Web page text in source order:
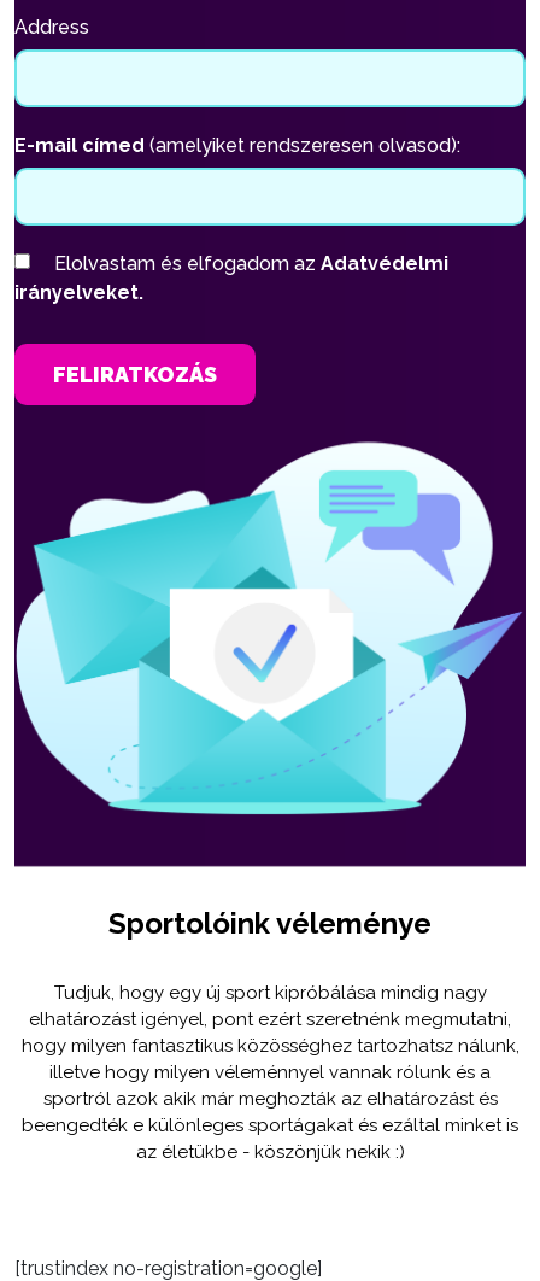
Address
E-mail címed (amelyiket rendszeresen olvasod):
Elolvastam és elfogadom az Adatvédelmi
irányelveket.
FELIRATKOZÁS
Sportolóink véleménye
Tudjuk, hogy egy új sport kipróbálása mindig nagy
elhatározást igényel, pont ezért szeretnénk megmutatni,
hogy milyen fantasztikus közösséghez tartozhatsz nálunk,
illetve hogy milyen véleménnyel vannak rólunk és a
sportról azok akik már meghozták az elhatározást és
beengedték e különleges sportágakat és ezáltal minket is
az életükbe - köszönjük nekik :)
[trustindex no-registration=google]